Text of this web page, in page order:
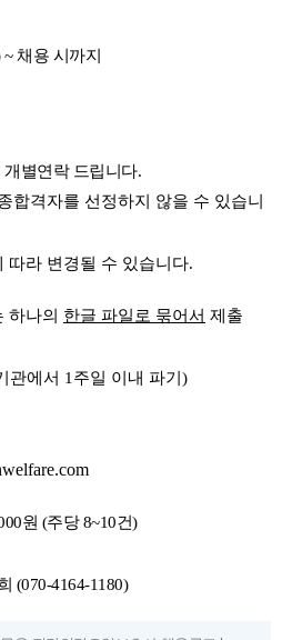
~ 채용 시까지
별연락 드립니다.
합격자를 선정하지 않을 수 있습니
따라 변경될 수 있습니다.
하나의 한글 파일로 묶어서 제출
관에서 1주일 이내 파기)
원 (주당 8~10건)
(070-4164-1180)